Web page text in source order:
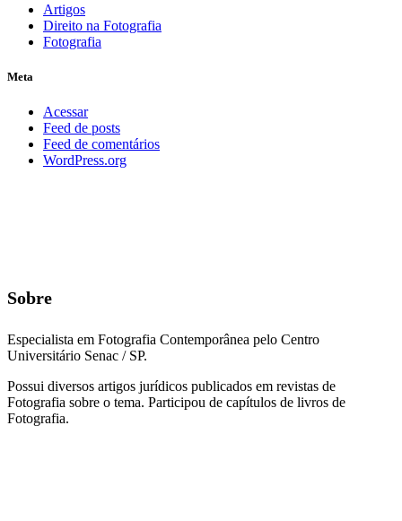
Artigos
Direito na Fotografia
Fotografia
Meta
Acessar
Feed de posts
Feed de comentários
WordPress.org
Sobre
Especialista em Fotografia Contemporânea pelo Centro
Universitário Senac / SP.
Possui diversos artigos jurídicos publicados em revistas de
Fotografia sobre o tema. Participou de capítulos de livros de
Fotografia.